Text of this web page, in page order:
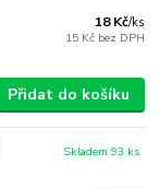
18 Kč/ks
15 Kč bez DPH
Přidat do košíku
Skladem 93 ks